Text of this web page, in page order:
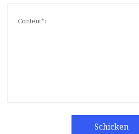
Schicken